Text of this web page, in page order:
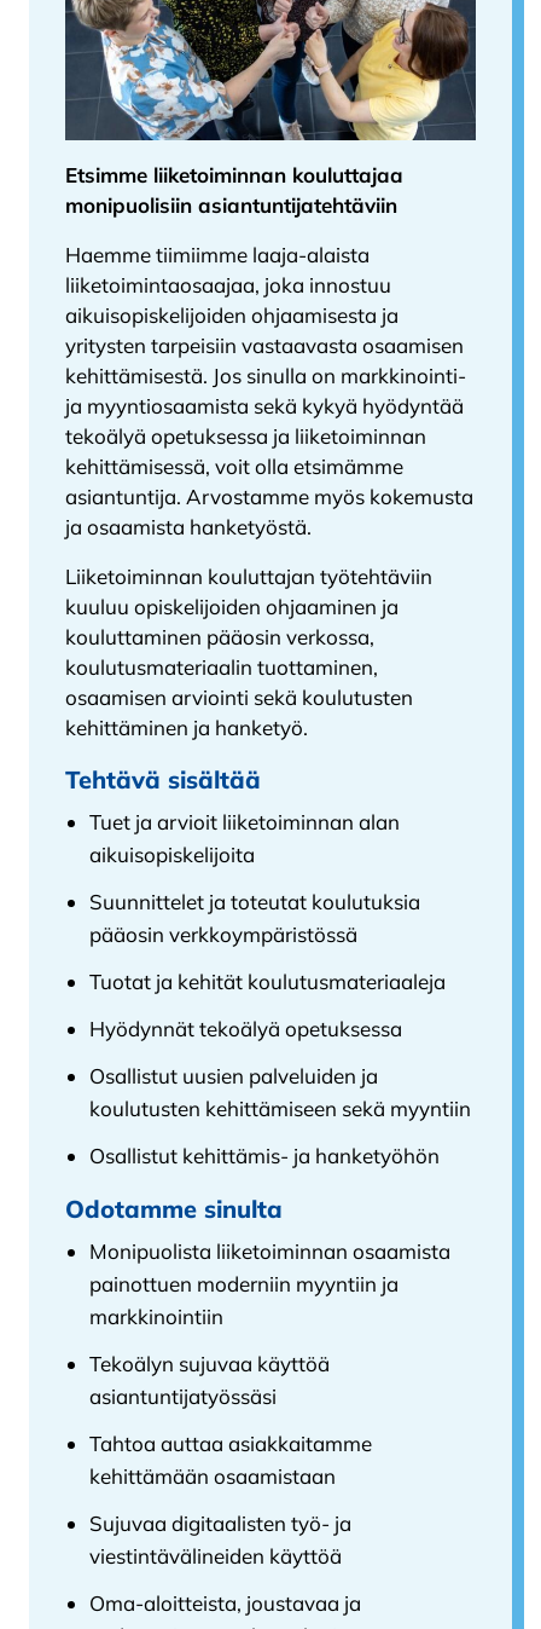
Etsimme liiketoiminnan kouluttajaa
monipuolisiin asiantuntijatehtäviin
Haemme tiimiimme laaja-alaista
liiketoimintaosaajaa, joka innostuu
aikuisopiskelijoiden ohjaamisesta ja
yritysten tarpeisiin vastaavasta osaamisen
kehittämisestä. Jos sinulla on markkinointi-
ja myyntiosaamista sekä kykyä hyödyntää
tekoälyä opetuksessa ja liiketoiminnan
kehittämisessä, voit olla etsimämme
asiantuntija. Arvostamme myös kokemusta
ja osaamista hanketyöstä.
Liiketoiminnan kouluttajan työtehtäviin
kuuluu opiskelijoiden ohjaaminen ja
kouluttaminen pääosin verkossa,
koulutusmateriaalin tuottaminen,
osaamisen arviointi sekä koulutusten
kehittäminen ja hanketyö.
Tehtävä sisältää
Tuet ja arvioit liiketoiminnan alan
aikuisopiskelijoita
Suunnittelet ja toteutat koulutuksia
pääosin verkkoympäristössä
Tuotat ja kehität koulutusmateriaaleja
Hyödynnät tekoälyä opetuksessa
Osallistut uusien palveluiden ja
koulutusten kehittämiseen sekä myyntiin
Osallistut kehittämis- ja hanketyöhön
Odotamme sinulta
Monipuolista liiketoiminnan osaamista
painottuen moderniin myyntiin ja
markkinointiin
Tekoälyn sujuvaa käyttöä
asiantuntijatyössäsi
Tahtoa auttaa asiakkaitamme
kehittämään osaamistaan
Sujuvaa digitaalisten työ- ja
viestintävälineiden käyttöä
Oma-aloitteista, joustavaa ja